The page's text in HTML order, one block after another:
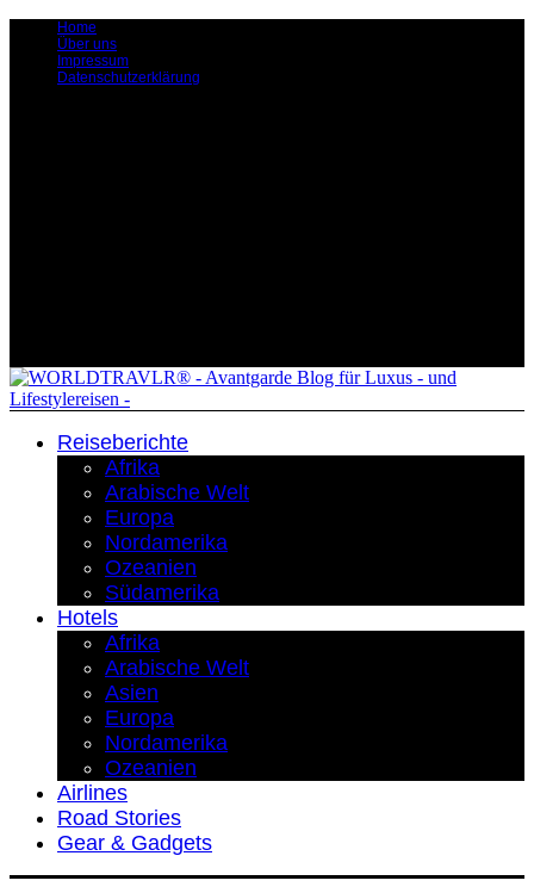
Home
Über uns
Impressum
Datenschutzerklärung
Reiseberichte
Afrika
Arabische Welt
Europa
Nordamerika
Ozeanien
Südamerika
Hotels
Afrika
Arabische Welt
Asien
Europa
Nordamerika
Ozeanien
Airlines
Road Stories
Gear & Gadgets